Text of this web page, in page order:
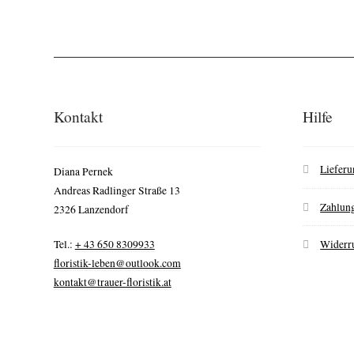
Kontakt
Diana Pernek
Andreas Radlinger Straße 13
2326 Lanzendorf
Tel.: + 43 650 8309933
floristik-leben@outlook.com
kontakt@trauer-floristik.at
Hilfe